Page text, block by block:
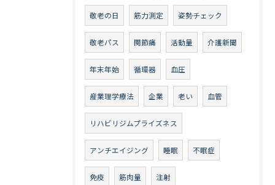
敬老の日 筋力測定 姿勢チェック
敬老パス 関節痛 活動量 介護新聞
年末年始 循環器 血圧
産業理学療法 企業 老い 血管
リハビリジムプライズネス
アンチエイジング 睡眠 不眠症
免疫 筋肉量 注射